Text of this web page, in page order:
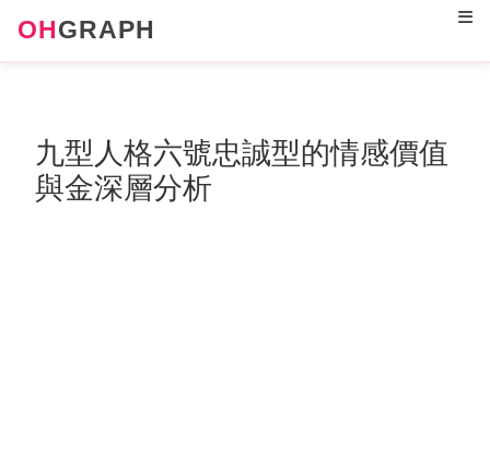
OHGRAPH
九型人格六號忠誠型的情感價值
與金深層分析